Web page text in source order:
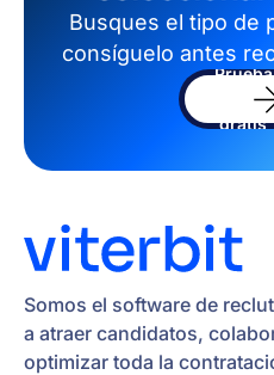
Busques el tipo de
consíguelo antes
Prueba
gratis
Somos el software de
a atraer candidatos,
optimizar toda la